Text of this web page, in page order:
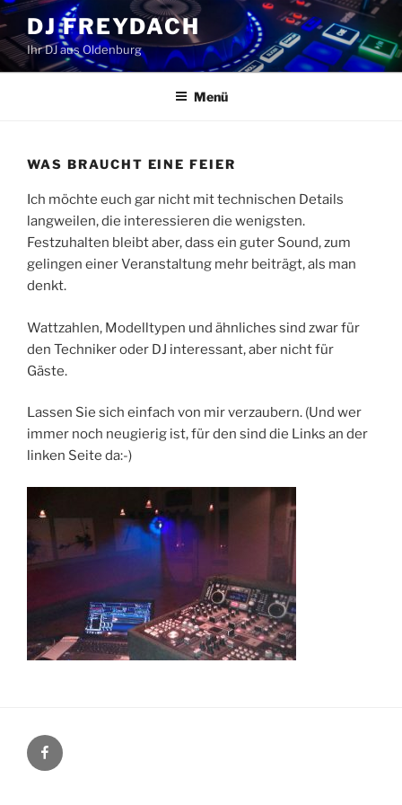
Zum
Inhalt
springen
DJ FREYDACH
Ihr DJ aus Oldenburg
Menü
WAS BRAUCHT EINE FEIER
Ich möchte euch gar nicht mit technischen Details
langweilen, die interessieren die wenigsten.
Festzuhalten bleibt aber, dass ein guter Sound, zum
gelingen einer Veranstaltung mehr beiträgt, als man
denkt.
Wattzahlen, Modelltypen und ähnliches sind zwar für
den Techniker oder DJ interessant, aber nicht für
Gäste.
Lassen Sie sich einfach von mir verzaubern. (Und wer
immer noch neugierig ist, für den sind die Links an der
linken Seite da:-)
Facebook